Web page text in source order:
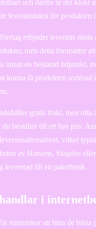
och därför är det klokt
leveranstiden för produkten
erbjuder leverans nästa
men detta förutsätter att
innan en bestämd tidpunkt,
kunna få produkten sorterad
gratis frakt, men ofta
beställer till ett fast pris.
vilket
av Horsens, Slagelse
levererad till en paketbutik.
i
människor att hitta de bästa